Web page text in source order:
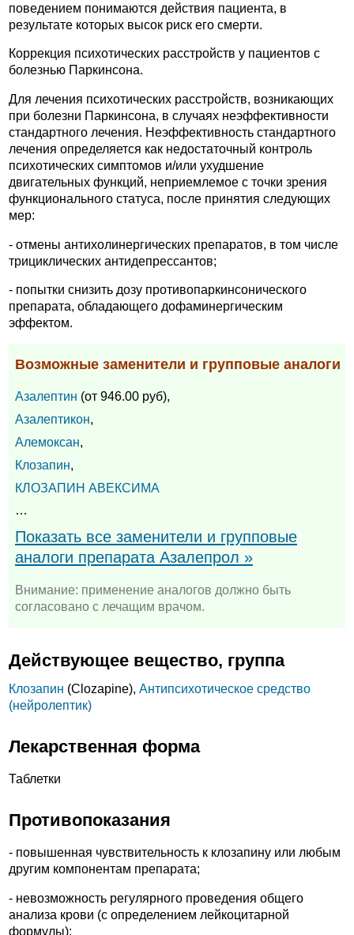
поведением понимаются действия пациента, в
результате которых высок риск его смерти.
Коррекция психотических расстройств у пациентов с
болезнью Паркинсона.
Для лечения психотических расстройств, возникающих
при болезни Паркинсона, в случаях неэффективности
стандартного лечения. Неэффективность стандартного
лечения определяется как недостаточный контроль
психотических симптомов и/или ухудшение
двигательных функций, неприемлемое с точки зрения
функционального статуса, после принятия следующих
мер:
- отмены антихолинергических препаратов, в том числе
трициклических антидепрессантов;
- попытки снизить дозу противопаркинсонического
препарата, обладающего дофаминергическим
эффектом.
Возможные заменители и групповые аналоги
Азалептин (от 946.00 руб),
Азалептикон,
Алемоксан,
Клозапин,
КЛОЗАПИН АВЕКСИМА
…
Показать все заменители и групповые
аналоги препарата Азалепрол »
Внимание: применение аналогов должно быть
согласовано с лечащим врачом.
Действующее вещество, группа
Клозапин (Clozapine), Антипсихотическое средство
(нейролептик)
Лекарственная форма
Таблетки
Противопоказания
- повышенная чувствительность к клозапину или любым
другим компонентам препарата;
- невозможность регулярного проведения общего
анализа крови (с определением лейкоцитарной
формулы);